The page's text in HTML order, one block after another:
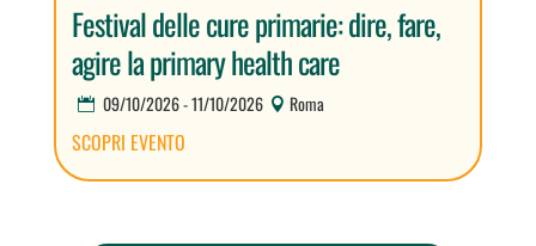
Festival delle cure primarie: dire, fare,
agire la primary health care
09/10/2026 - 11/10/2026 Roma
SCOPRI EVENTO